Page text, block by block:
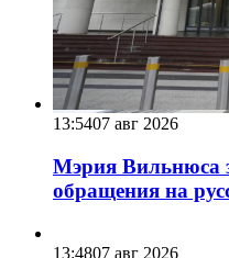
13:5407 авг 2026
Мэрия Вильнюса
обращения на
13:4807 авг 2026